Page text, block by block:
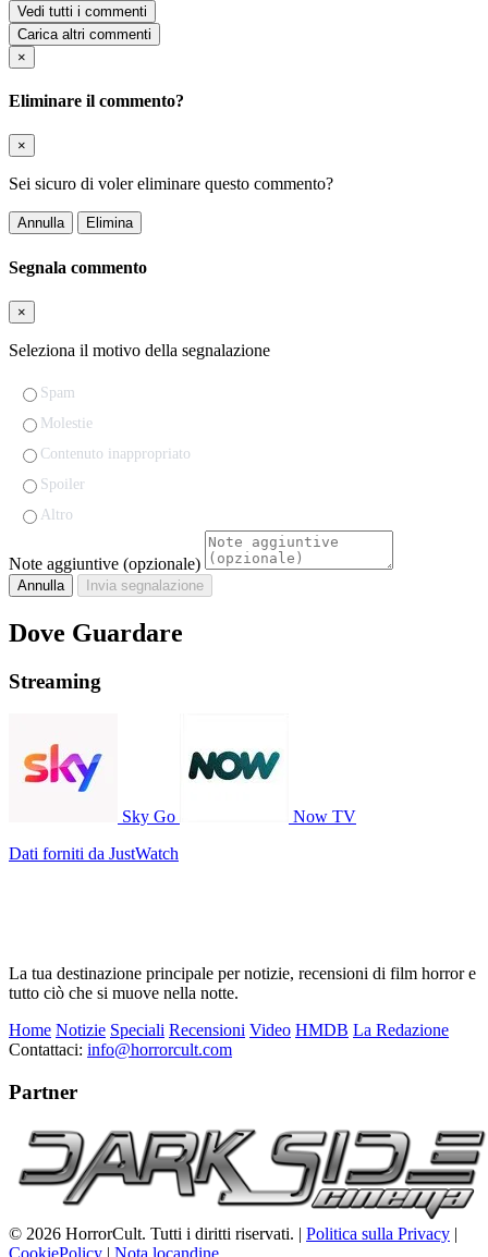
Vedi tutti i commenti
Carica altri commenti
×
Eliminare il commento?
×
Sei sicuro di voler eliminare questo commento?
Annulla Elimina
Segnala commento
×
Seleziona il motivo della segnalazione
Spam
Molestie
Contenuto inappropriato
Spoiler
Altro
Note aggiuntive (opzionale)
Annulla Invia segnalazione
Dove Guardare
Streaming
Sky Go
Now TV
Dati forniti da JustWatch
La tua destinazione principale per notizie, recensioni di film horror e
tutto ciò che si muove nella notte.
Home Notizie Speciali Recensioni Video HMDB La Redazione
Contattaci: info@horrorcult.com
Partner
© 2026 HorrorCult. Tutti i diritti riservati. | Politica sulla Privacy |
CookiePolicy | Nota locandine